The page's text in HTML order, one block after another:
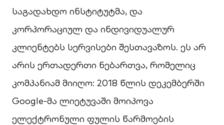
საგადახდო ინსტიტუტმა, და
კორპორაციულ და ინდივიდუალურ
კლიენტებს სერვისები შესთავაზოს. ეს არ
არის ერთადერთი ნებართვა, რომელიც
კომპანიამ მიიღო: 2018 წლის დეკემბერში
Google-მა ლიეტუვაში მოიპოვა
ელექტრონული ფულის წარმოების